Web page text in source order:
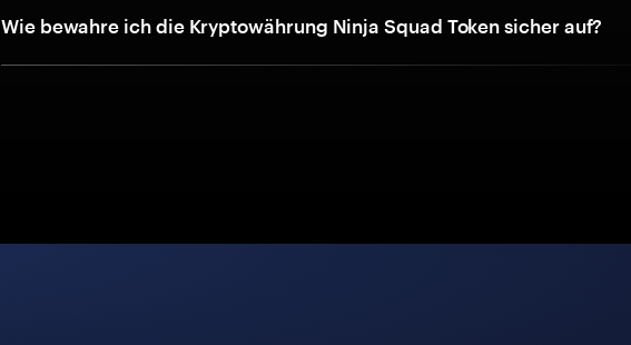
Wie bewahre ich die Kryptowährung Ninja Squad Token sicher auf?